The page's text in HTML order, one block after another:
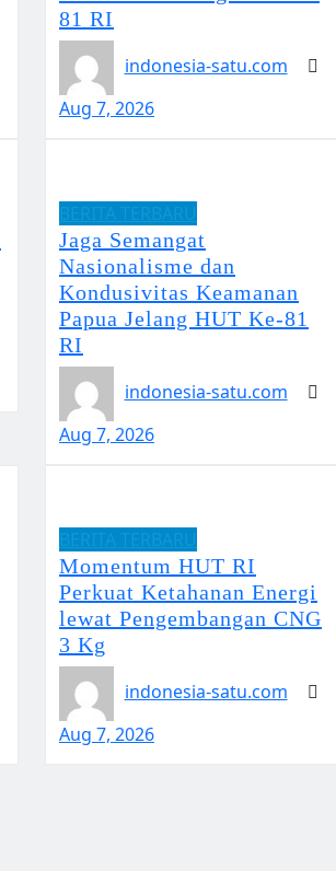
81 RI
indonesia-satu.com
Aug 7, 2026
Jaga Semangat
Nasionalisme dan
Kondusivitas Keamanan
Papua Jelang HUT Ke-81
RI
indonesia-satu.com
Aug 7, 2026
Momentum HUT RI
Perkuat Ketahanan Energi
lewat Pengembangan CNG
3 Kg
indonesia-satu.com
Aug 7, 2026